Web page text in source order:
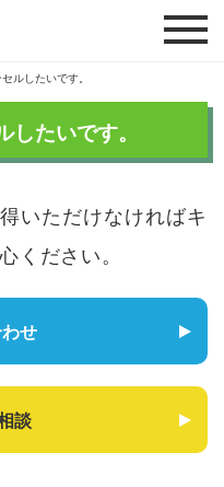
ルしたいです。
したいです。
いただけなければキ
ください。
せ
談